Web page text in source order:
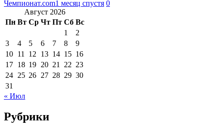
Чемпионат.com1 месяц спустя 0
Август 2026
Пн Вт Ср Чт Пт Сб Вс
1
2
3
4 5 6 7 8
9
10 11 12 13 14 15 16
17 18 19 20 21 22 23
24 25 26 27 28 29 30
31
« Июл
Рубрики